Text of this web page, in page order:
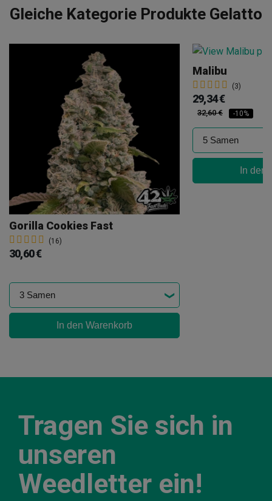
Gleiche Kategorie Produkte Gelatto
Gorilla Cookies Fast
(16)
30,60 €
In den Warenkorb
Malibu
(3)
29,34 €
32,60 € -10%
In den
Tragen Sie sich in
unseren
Weedletter ein!